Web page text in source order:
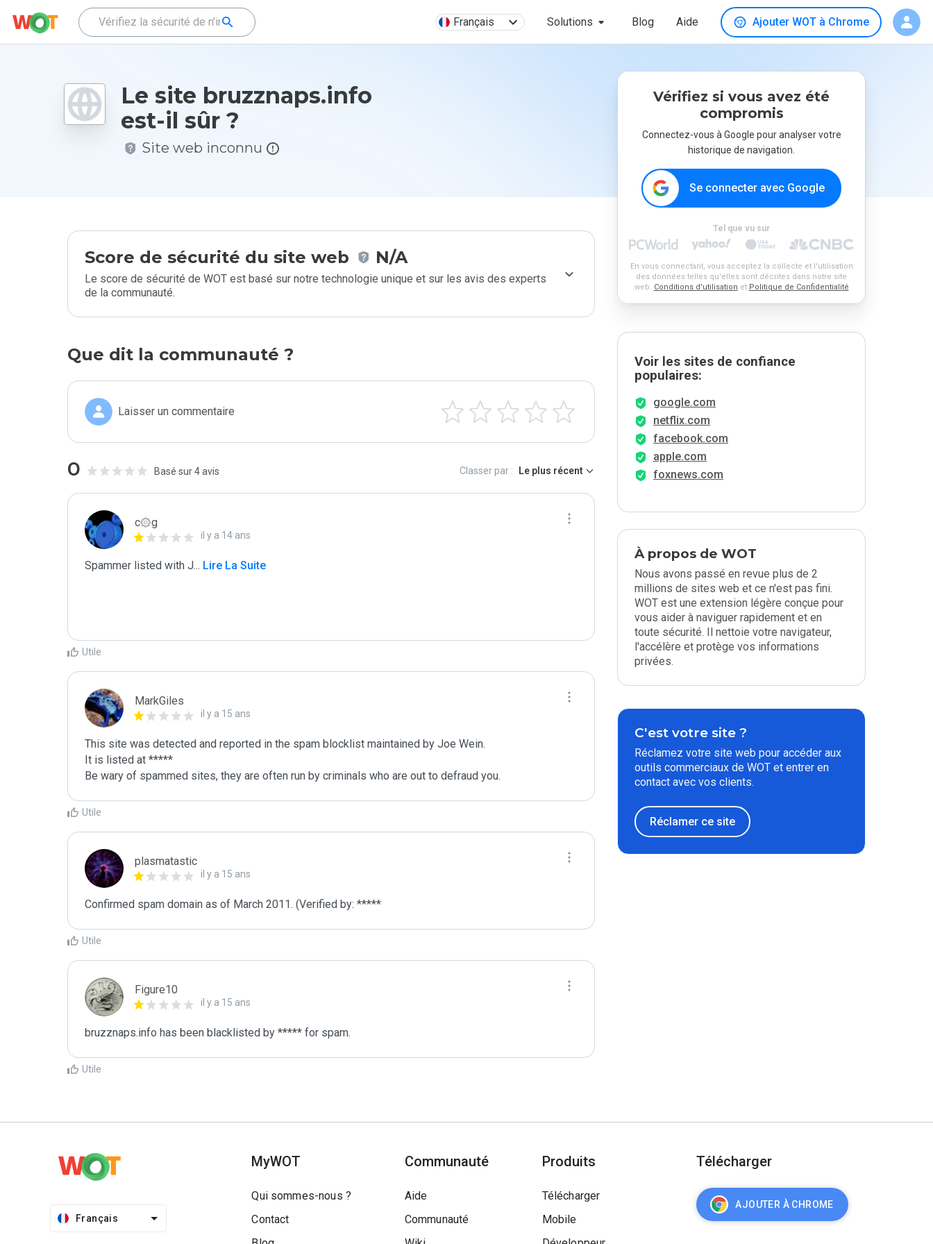
Français Solutions Blog Aide Ajouter WOT à Chrome
Le site bruzznaps.info
est-il sûr ?
Site web inconnu
Score de sécurité du site web N/A
Le score de sécurité de WOT est basé sur notre technologie unique et sur les avis des experts
de la communauté.
Que dit la communauté ?
Laisser un commentaire
0 Basé sur 4 avis Classer par : Le plus récent
c۞g
il y a 14 ans
Spammer listed with J... Lire La Suite
Utile
MarkGiles
il y a 15 ans
This site was detected and reported in the spam blocklist maintained by Joe Wein.
It is listed at *****
Be wary of spammed sites, they are often run by criminals who are out to defraud you.
Utile
plasmatastic
il y a 15 ans
Confirmed spam domain as of March 2011. (Verified by: *****
Utile
Figure10
il y a 15 ans
bruzznaps.info has been blacklisted by ***** for spam.
Utile
Vérifiez si vous avez été
compromis
Connectez-vous à Google pour analyser votre
historique de navigation.
Se connecter avec Google
Tel que vu sur
En vous connectant, vous acceptez la collecte et l'utilisation
des données telles qu'elles sont décrites dans notre site
web. Conditions d'utilisation et Politique de Confidentialité
Voir les sites de confiance
populaires:
google.com
netflix.com
facebook.com
apple.com
foxnews.com
À propos de WOT
Nous avons passé en revue plus de 2
millions de sites web et ce n'est pas fini.
WOT est une extension légère conçue pour
vous aider à naviguer rapidement et en
toute sécurité. Il nettoie votre navigateur,
l'accélère et protège vos informations
privées.
C'est votre site ?
Réclamez votre site web pour accéder aux
outils commerciaux de WOT et entrer en
contact avec vos clients.
Réclamer ce site
Français
MyWOT
Qui sommes-nous ?
Contact
Communauté
Aide
Communauté
Produits
Télécharger
Mobile
Télécharger
AJOUTER À CHROME